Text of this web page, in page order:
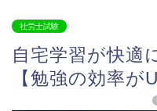
社労士試験
自宅学習が快適
【勉強の効率が